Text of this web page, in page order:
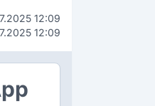
12:09
12:09